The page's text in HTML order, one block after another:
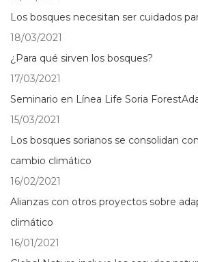
Los bosques necesitan ser cuidados
18/03/2021
¿Para qué sirven los bosques?
17/03/2021
Seminario en Línea Life Soria
15/03/2021
Los bosques sorianos se consolidan
cambio climático
16/02/2021
Alianzas con otros proyectos sobre
climático
16/01/2021